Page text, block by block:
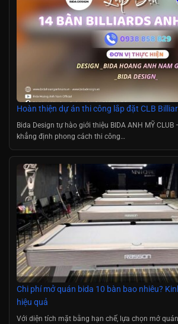
Hoàn thiện dự án thi công lắp đặt CLB
Bida Design tự hào giới thiệu BIDA ANH MỸ
khẳng định phong cách thi công…
Chi phí mở quán bida 10 bàn bao nhiêu?
hiệu quả
Với diện tích mặt bằng hạn chế, lựa chọn mở